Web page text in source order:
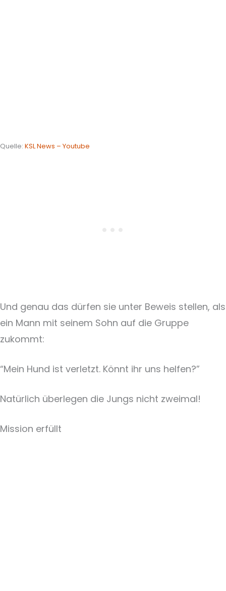
Quelle: KSL News – Youtube
Und genau das dürfen sie unter Beweis stellen, als
ein Mann mit seinem Sohn auf die Gruppe
zukommt:
“Mein Hund ist verletzt. Könnt ihr uns helfen?”
Natürlich überlegen die Jungs nicht zweimal!
Mission erfüllt